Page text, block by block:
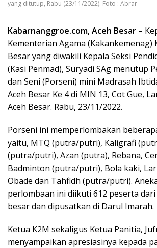
yang ditutup, Rabu (23/11/2022). Foto : Abrar
Kabarnanggroe.com, Aceh Besar –
Kementerian Agama (Kakankemenag)
Besar yang diwakili Kepala Seksi
(Kasi Penmad), Suryadi SAg menutup
dan Seni (Porseni) mini Madrasah
Aceh Besar Ke 4 di MIN 13, Cot Gue,
Aceh Besar. Rabu, 23/11/2022.
Porseni ini memperlombakan
yaitu, MTQ (putra/putri), Kaligrafi
(putra/putri), Azan (putra), Rebana,
Badminton (putra/putri), Bola kaki,
Obade dan Tahfidh (putra/putri).
perlombaan ini diikuti 612 peserta dari
besar dan dipusatkan di Darul Imarah.
Ketua K2M sekaligus Ketua Panitia,
menyampaikan apresiasinya kepada